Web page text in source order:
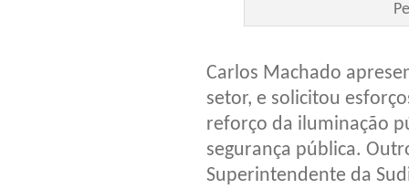
Carlos Machado
setor, e solicitou
reforço da iluminação
segurança pública.
Superintendente da